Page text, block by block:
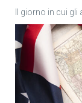
Il giorno in cui